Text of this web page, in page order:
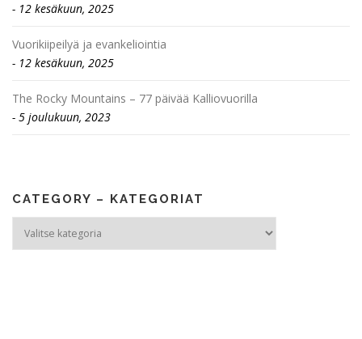
12 kesäkuun, 2025
Vuorikiipeilyä ja evankeliointia
12 kesäkuun, 2025
The Rocky Mountains – 77 päivää Kalliovuorilla
5 joulukuun, 2023
CATEGORY – KATEGORIAT
Category